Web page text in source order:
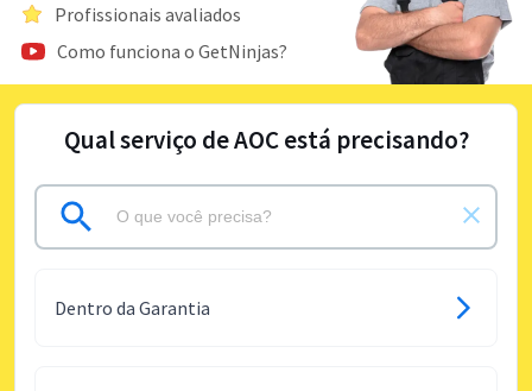
Profissionais avaliados
Como funciona o GetNinjas?
Qual serviço de AOC está precisando?
Dentro da Garantia